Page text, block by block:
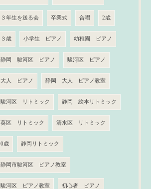
３年生を送る会 卒業式 合唱 2歳
３歳 小学生 ピアノ 幼稚園 ピアノ
静岡 駿河区 ピアノ 駿河区 ピアノ
大人 ピアノ 静岡 大人 ピアノ教室
駿河区 リトミック 静岡 絵本リトミック
葵区 リトミック 清水区 リトミック
0歳 静岡リトミック
静岡市駿河区 ピアノ教室
駿河区 ピアノ教室 初心者 ピアノ